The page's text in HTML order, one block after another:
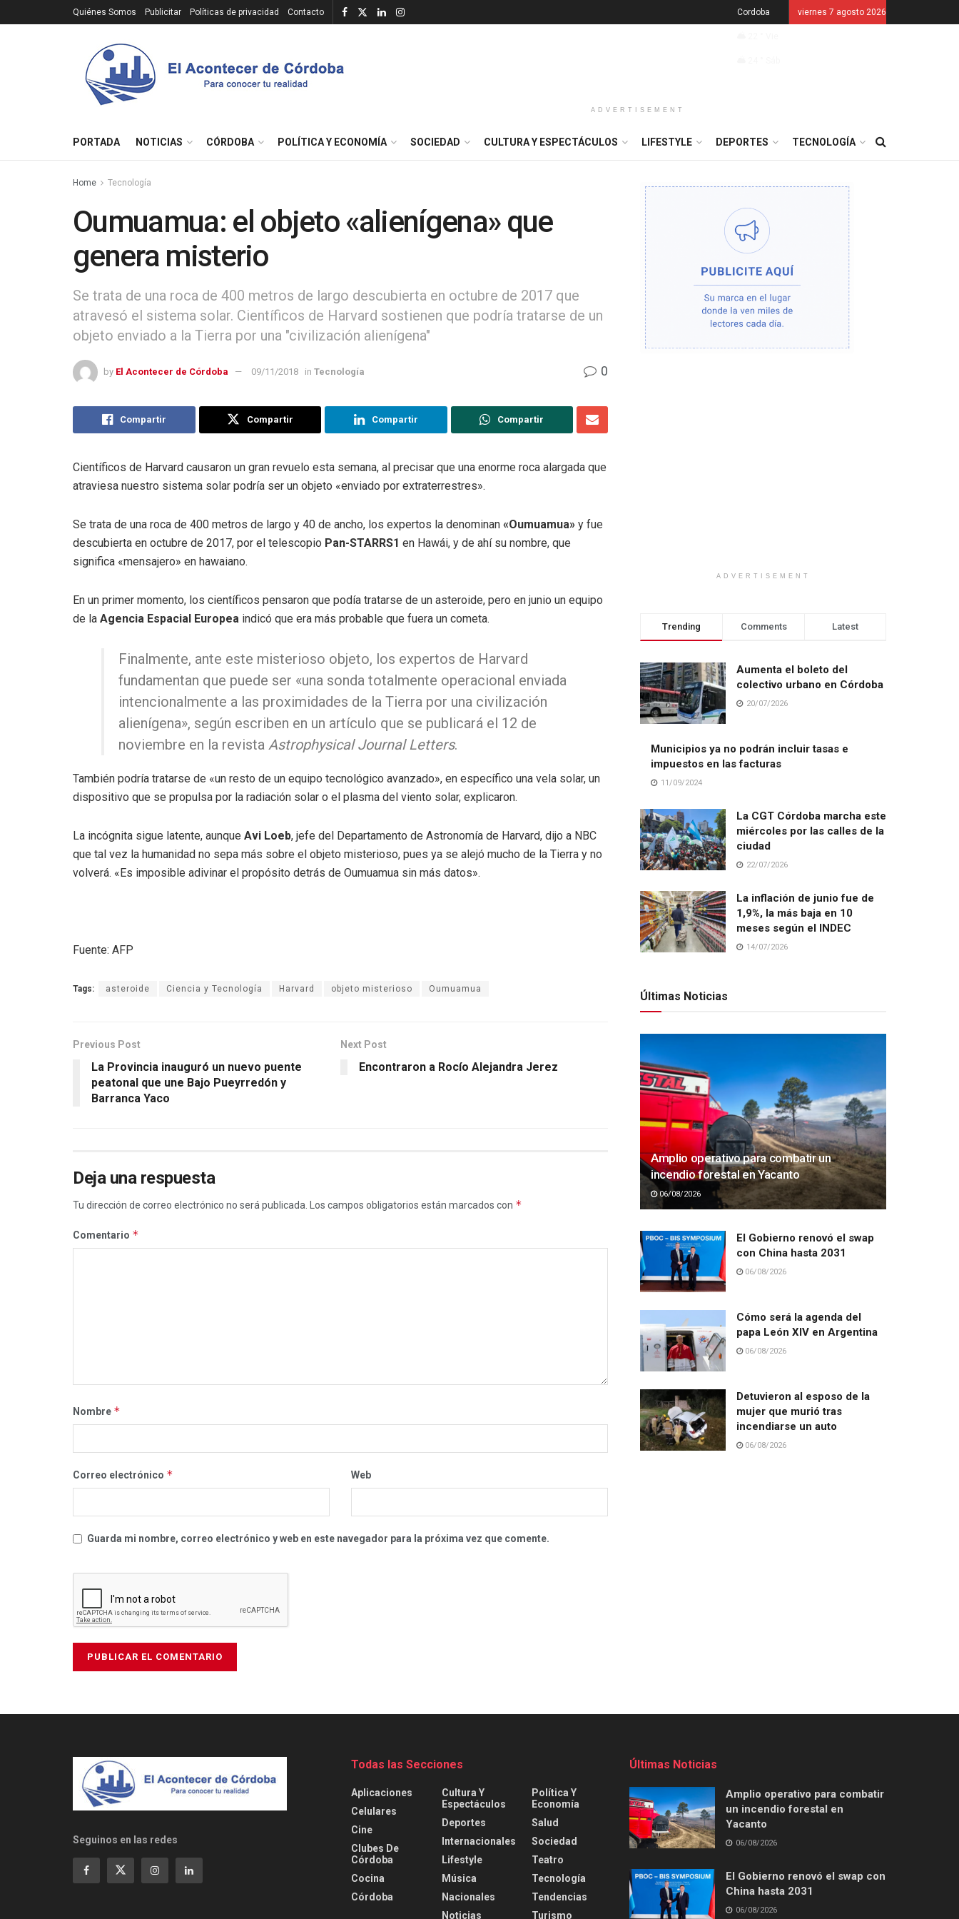
Quiénes Somos Publicitar Políticas de privacidad Contacto Cordoba viernes 7 agosto 2026
ADVERTISEMENT
PORTADA NOTICIAS CÓRDOBA POLÍTICA Y ECONOMÍA SOCIEDAD CULTURA Y ESPECTÁCULOS LIFESTYLE DEPORTES TECNOLOGÍA
Home Tecnología
Oumuamua: el objeto «alienígena» que
genera misterio
Se trata de una roca de 400 metros de largo descubierta en octubre de 2017 que
atravesó el sistema solar. Científicos de Harvard sostienen que podría tratarse de un
objeto enviado a la Tierra por una "civilización alienígena"
by El Acontecer de Córdoba 09/11/2018 in Tecnología 0
Compartir Compartir Compartir Compartir
Científicos de Harvard causaron un gran revuelo esta semana, al precisar que una enorme roca alargada que
atraviesa nuestro sistema solar podría ser un objeto «enviado por extraterrestres».
Se trata de una roca de 400 metros de largo y 40 de ancho, los expertos la denominan «Oumuamua» y fue
descubierta en octubre de 2017, por el telescopio Pan-STARRS1 en Hawái, y de ahí su nombre, que
significa «mensajero» en hawaiano.
En un primer momento, los científicos pensaron que podía tratarse de un asteroide, pero en junio un equipo
de la Agencia Espacial Europea indicó que era más probable que fuera un cometa.
Finalmente, ante este misterioso objeto, los expertos de Harvard
fundamentan que puede ser «una sonda totalmente operacional enviada
intencionalmente a las proximidades de la Tierra por una civilización
alienígena», según escriben en un artículo que se publicará el 12 de
noviembre en la revista Astrophysical Journal Letters.
También podría tratarse de «un resto de un equipo tecnológico avanzado», en específico una vela solar, un
dispositivo que se propulsa por la radiación solar o el plasma del viento solar, explicaron.
La incógnita sigue latente, aunque Avi Loeb, jefe del Departamento de Astronomía de Harvard, dijo a NBC
que tal vez la humanidad no sepa más sobre el objeto misterioso, pues ya se alejó mucho de la Tierra y no
volverá. «Es imposible adivinar el propósito detrás de Oumuamua sin más datos».
Fuente: AFP
Tags: asteroide Ciencia y Tecnología Harvard objeto misterioso Oumuamua
Previous Post
La Provincia inauguró un nuevo puente
peatonal que une Bajo Pueyrredón y
Barranca Yaco
Next Post
Encontraron a Rocío Alejandra Jerez
Deja una respuesta
Tu dirección de correo electrónico no será publicada. Los campos obligatorios están marcados con *
Comentario *
Nombre *
Correo electrónico * Web
Guarda mi nombre, correo electrónico y web en este navegador para la próxima vez que comente.
ADVERTISEMENT
Trending Comments Latest
Aumenta el boleto del
colectivo urbano en Córdoba
20/07/2026
Municipios ya no podrán incluir tasas e
impuestos en las facturas
11/09/2024
La CGT Córdoba marcha este
miércoles por las calles de la
ciudad
22/07/2026
La inflación de junio fue de
1,9%, la más baja en 10
meses según el INDEC
14/07/2026
Últimas Noticias
Amplio operativo para combatir un
incendio forestal en Yacanto
06/08/2026
El Gobierno renovó el swap
con China hasta 2031
06/08/2026
Cómo será la agenda del
papa León XIV en Argentina
06/08/2026
Detuvieron al esposo de la
mujer que murió tras
incendiarse un auto
06/08/2026
Seguinos en las redes
Todas las Secciones
Aplicaciones
Celulares
Cine
Clubes De
Córdoba
Cocina
Córdoba
Cultura Y
Espectáculos
Deportes
Internacionales
Lifestyle
Música
Nacionales
Noticias
Política Y
Economía
Salud
Sociedad
Teatro
Tecnología
Tendencias
Turismo
Últimas Noticias
Amplio operativo para combatir
un incendio forestal en
Yacanto
06/08/2026
El Gobierno renovó el swap con
China hasta 2031
06/08/2026